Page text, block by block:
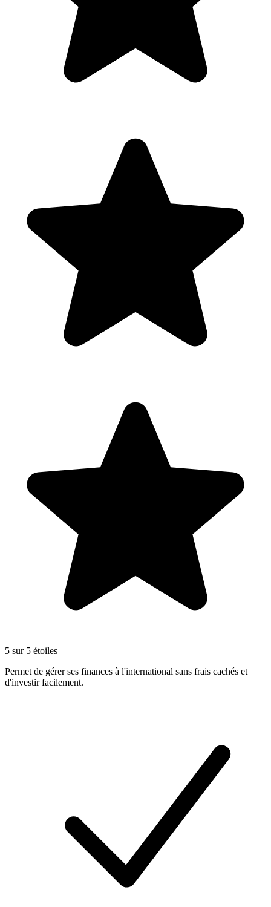
5 sur 5 étoiles
Permet de gérer ses finances à l'international sans frais cachés et
d'investir facilement.